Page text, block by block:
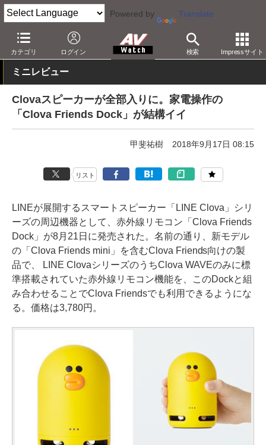
Powered by Translate
カテゴリ ログイン 検索 Impressサイト
AV Watch 製品 スマートスピーカー Clova
ミニレビュー
Clovaスピーカーが全部入りに。家電操作の
「Clova Friends Dock」が結構イイ
甲斐祐樹 2018年9月17日 08:15
リスト
LINEが展開するスマートスピーカー「LINE Clova」シリ
ーズの周辺機器として、赤外線リモコン「Clova Friends
Dock」が8月21日に発売された。名前の通り、新モデル
の「Clova Friends mini」を含むClova Friends向けの製
品で、 LINE ClovaシリーズのうちClova WAVEのみに標
準搭載されていた赤外線リモコン機能を、このDockと組
み合わせることでClova Friendsでも利用できるようにな
る。価格は3,780円。